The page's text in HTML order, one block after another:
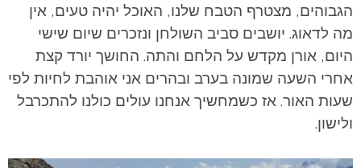
הגבוהים, מצטרף הטבח שלנו, האוכל יהיה טעים, אין
מה לדאוג. יושבים סביב השולחן ונזכרים שיום שישי
היום, אורן מקדש על הלחם והתה. החושך יורד קצת
אחרי השעה שמונה בערב ובהרים אני אוהבת לחיות לפי
שעות האור. אז כשמחשיך אנחנו עולים כולנו להתכרבל
ולישון.